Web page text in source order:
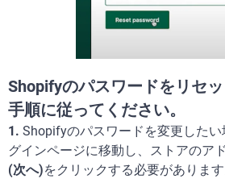
Shopifyのパスワードをリセ
手順に従ってください。
1. Shopifyのパスワードを変更した
グインページに移動し、ストアのア
(次へ)をクリックする必要がありま